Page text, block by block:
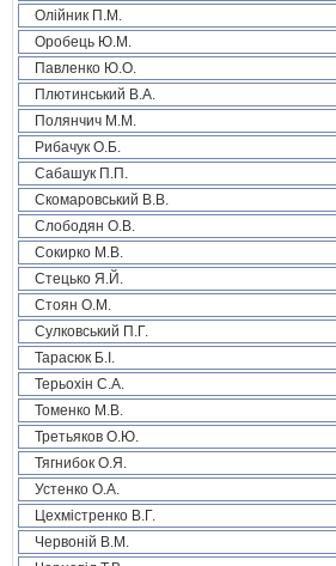
Олійник П.М.
Оробець Ю.М.
Павленко Ю.О.
Плютинський В.А.
Полянчич М.М.
Рибачук О.Б.
Сабашук П.П.
Скомаровський В.В.
Слободян О.В.
Сокирко М.В.
Стецько Я.Й.
Стоян О.М.
Сулковський П.Г.
Тарасюк Б.І.
Терьохін С.А.
Томенко М.В.
Третьяков О.Ю.
Тягнибок О.Я.
Устенко О.А.
Цехмістренко В.Г.
Червоній В.М.